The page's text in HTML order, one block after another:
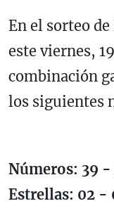
En el sorteo
este viernes,
combinación
los siguientes
Números:
Estrellas: 02 -